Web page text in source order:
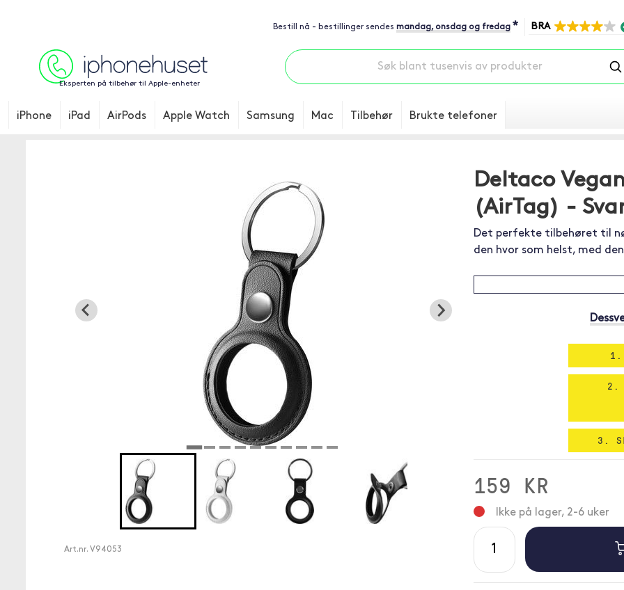
Bestill nå - bestillinger sendes mandag, onsdag og fredag * BRA
Eksperten på tilbehør til Apple-enheter
iPhone iPad AirPods Apple Watch Samsung Mac Tilbehør Brukte telefoner
Art.nr. V94053
Deltaco
(AirTag) -
Det perfekte tilbehøret til
den hvor som helst, med
1.
2.
3.
159 KR
Ikke på lager, 2-6 uker